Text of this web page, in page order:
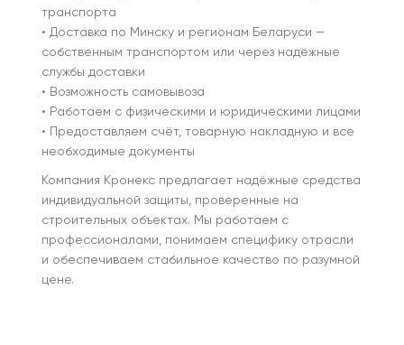
транспорта
• Доставка по Минску и регионам Беларуси —
собственным транспортом или через надёжные
службы доставки
• Возможность самовывоза
• Работаем с физическими и юридическими лицами
• Предоставляем счёт, товарную накладную и все
необходимые документы
Компания Кронекс предлагает надёжные средства
индивидуальной защиты, проверенные на
строительных объектах. Мы работаем с
профессионалами, понимаем специфику отрасли
и обеспечиваем стабильное качество по разумной
цене.